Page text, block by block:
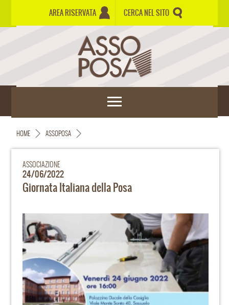
AREA RISERVATA CERCA NEL SITO
HOME ASSOPOSA
ASSOCIAZIONE
24/06/2022
Giornata Italiana della Posa